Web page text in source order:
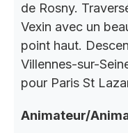
de Rosny.
Vexin avec un
point haut.
Villennes-sur-
pour Paris St
Animateur/